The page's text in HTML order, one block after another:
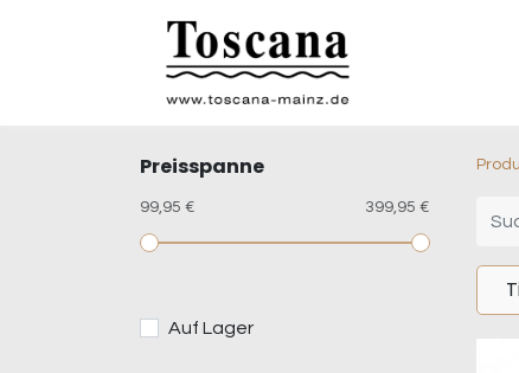
Preisspanne
99,95 € 399,95 €
Auf Lager